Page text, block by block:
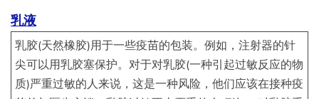
乳液
乳胶(天然橡胶)用于一些疫苗的包装。例如，注射器的针
尖可以用乳胶塞保护。对于对乳胶(一种引起过敏反应的物
质)严重过敏的人来说，这是一种风险，他们应该在接种疫